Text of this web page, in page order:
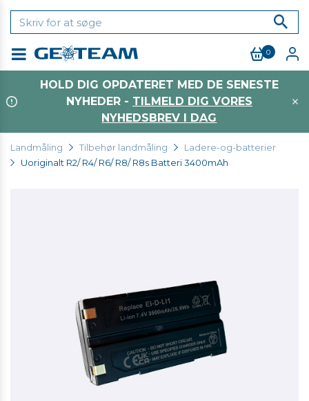
0
HOLD DIG OPDATERET MED DE SENESTE
NYHEDER - TILMELD DIG VORES
NYHEDSBREV I DAG
Landmåling Tilbehør landmåling
Ladere-og-batterier
Uoriginalt R2/ R4/ R6/ R8/ R8s Batteri 3400mAh